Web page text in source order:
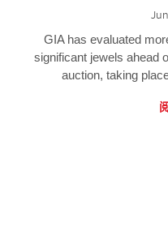
GIA has evaluated
significant jewels ahead
auction, taking